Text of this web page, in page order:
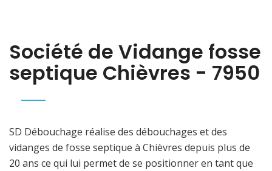
Société de Vidange fosse
septique Chièvres - 7950
SD Débouchage réalise des débouchages et des
vidanges de fosse septique à Chièvres depuis plus de
20 ans ce qui lui permet de se positionner en tant que